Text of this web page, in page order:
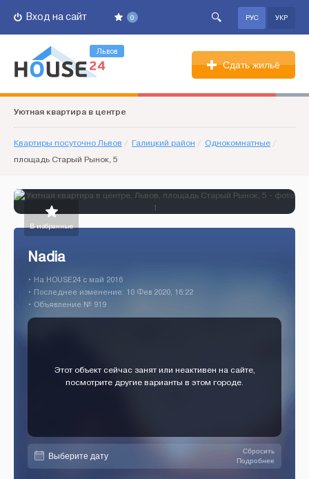
0
Вход на сайт РУС УКР
Львов
Сдать жильё
Уютная квартира в центре
Квартиры посуточно Львов / Галицкий район / Однокомнатные /
площадь Старый Рынок, 5
В избранные
Nadia
• На HOUSE24 c май 2016
• Последнее изменение: 10 Фев 2020, 16:22
• Объявление № 919
Этот объект сейчас занят или неактивен на сайте,
посмотрите другие варианты в этом городе.
Сбросить
Подробнее